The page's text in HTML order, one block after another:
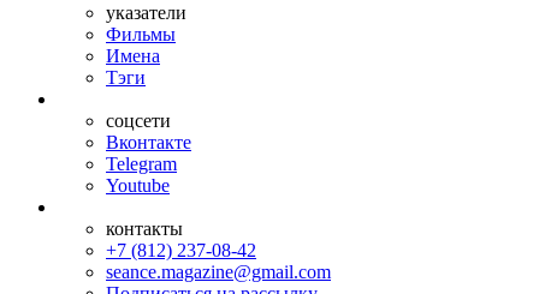
указатели
Фильмы
Имена
Тэги
соцсети
Вконтакте
Telegram
Youtube
контакты
+7 (812) 237-08-42
seance.magazine@gmail.com